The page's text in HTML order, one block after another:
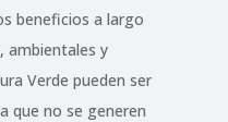
beneficios a largo
ambientales y
Verde pueden ser
que no se generen